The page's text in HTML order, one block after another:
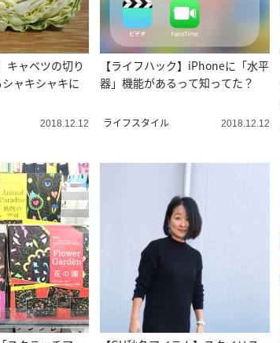
キャベツの切り
ャキシャキに
2018.12.12
【ライフハック】iPhoneに「水平
器」機能があるって知ってた？
ライフスタイル 2018.12.12